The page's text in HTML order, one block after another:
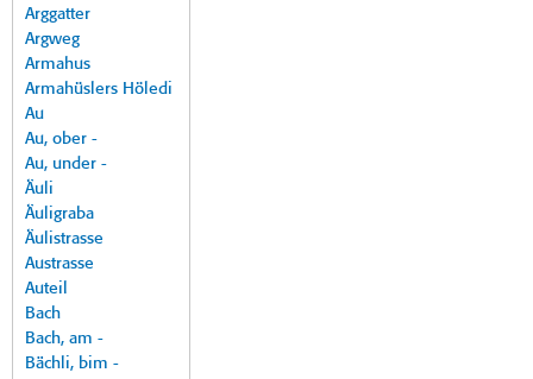
Arggatter
Argweg
Armahus
Armahüslers Höledi
Au
Au, ober -
Au, under -
Äuli
Äuligraba
Äulistrasse
Austrasse
Auteil
Bach
Bach, am -
Bächli, bim -